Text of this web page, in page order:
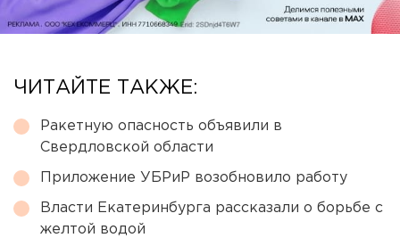
ЧИТАЙТЕ ТАКЖЕ:
Ракетную опасность объявили в
Свердловской области
Приложение УБРиР возобновило работу
Власти Екатеринбурга рассказали о борьбе с
желтой водой